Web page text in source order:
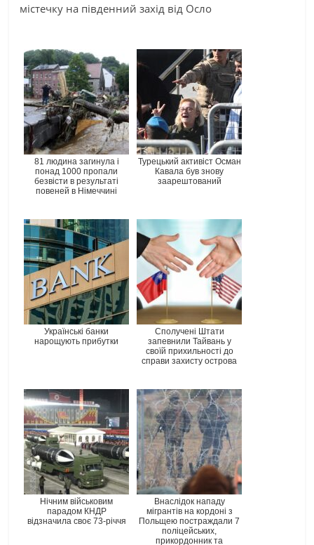
містечку на південний захід від Осло
81 людина загинула і
понад 1000 пропали
безвісти в результаті
повеней в Німеччині
Турецький активіст Осман
Кавала був знову
заарештований
Українські банки
нарощують прибутки
Сполучені Штати
запевнили Тайвань у
своїй прихильності до
справи захисту острова
Нічним військовим
парадом КНДР
відзначила своє 73-річчя
Внаслідок нападу
мігрантів на кордоні з
Польщею постраждали 7
поліцейських,
прикордонник та